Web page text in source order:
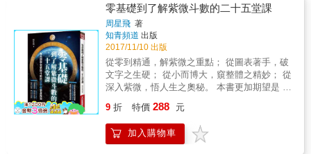
們要知道流年的干支，2018戊戌年的流年天干
「戊」所引動的星曜變化為：貪狼星化祿，太
陰星化權，右弼星化科，天機星化忌，看這些
星曜是在你個人命盤中的宮位，配合三方四正
的星曜，來做交叉比對。 ◆解讀2 再來，看你
流年地支所在的宮位為何，2018流年的地支是
「戌」，要想知道你2018年的流年運勢，且從
論你本命盤的命宮坐落於命盤地支的哪個宮
位，在今年都要將「戌」宮當作你的流年命宮
看待。再從你個人命盤「戌」宮中的星曜屬性
「讀書」&times;經驗學習能力＝成功指數 紫微
四化，推論時間發生點 &gt;&gt;在未來不確定
因素中，推論時間發生點，藉由紫微斗數預測
能力，你可以掌握未來趨勢變化！ &gt;&gt;
祿、權、科、忌紫微四化，表達一個事件事情
的來龍去脈，從起、承、轉、合一個過程上的
關係。 &gt;&gt;本命生年四化、十年四化、流
年四化，及其他流運，加上各宮四化，四化星
的變化，要判斷哪一個是實哪一個是虛的，這
象，無實質的作用。另，四化有生年、宮干自
化的，飛入等四化，一個宮位四化很多，要化
零基礎到了解紫微斗數的二十五堂課
周星飛 著
知青頻道 出版
2017/11/10 出版
從零到精通，解紫微之重點； 從圖表著手，破
文字之生硬； 從小而博大，窺整體之精妙； 從
深入紫微，悟人生之奧秘。 本書更加期望是 如
班的課程安排，一課一課的學習，能夠對於各
種五術的基礎有一定的了解，當然，進一步對
紫微斗數有整體的概念，進而學習深入，並能
9 折 特價 288 元
加入購物車